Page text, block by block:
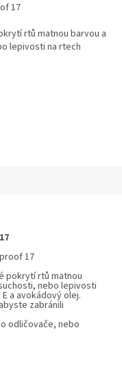
17
rtů matnou barvou a
lepivosti na rtech
17
17
pokrytí rtů matnou
nebo lepivosti
a avokádový olej.
zabránili
odličovače, nebo